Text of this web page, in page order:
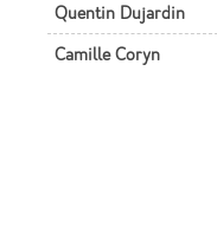
Quentin Dujardin
Camille Coryn